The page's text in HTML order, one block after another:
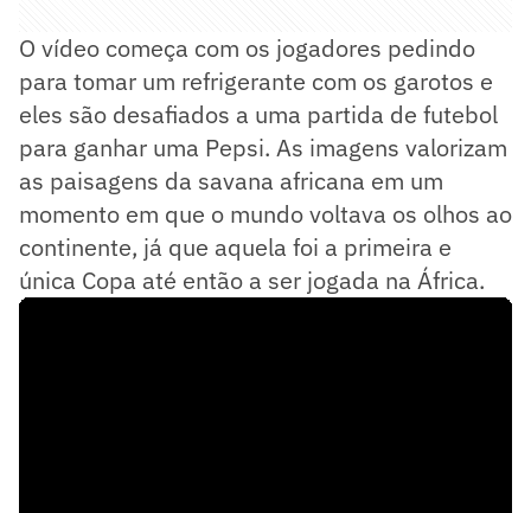
O vídeo começa com os jogadores pedindo
para tomar um refrigerante com os garotos e
eles são desafiados a uma partida de futebol
para ganhar uma Pepsi. As imagens valorizam
as paisagens da savana africana em um
momento em que o mundo voltava os olhos ao
continente, já que aquela foi a primeira e
única Copa até então a ser jogada na África.